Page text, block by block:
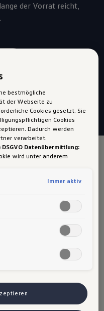
der Vorrat reicht,
Stahl
bestmögliche
der Webseite zu
Cookies gesetzt. Sie
Cookies
Dadurch werden
verarbeitet.
Datenübermittlung:
wird unter anderem
die Google LLC) weitergibt.
Kommission. Hieraus
durchsetzen können, in den
und weil nicht
aktueller Gesetze US-
Daten erlangen können,
Leistungscookies auch für
Sie damit auch gemäß Art
der in den entsprechenden
Immer aktiv